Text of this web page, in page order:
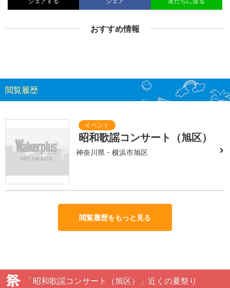
おすすめ情報
閲覧履歴
昭和歌謡コンサート（旭区）
神奈川県・横浜市旭区
閲覧履歴をもっと見る
「昭和歌謡コンサート（旭区）」近くの夏祭り